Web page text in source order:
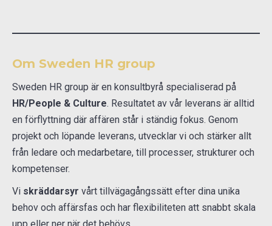
Om Sweden HR group
Sweden HR group är en konsultbyrå specialiserad på
HR/People & Culture. Resultatet av vår leverans är alltid
en förflyttning där affären står i ständig fokus. Genom
projekt och löpande leverans, utvecklar vi och stärker allt
från ledare och medarbetare, till processer, strukturer och
kompetenser.
Vi skräddarsyr vårt tillvägagångssätt efter dina unika
behov och affärsfas och har flexibiliteten att snabbt skala
upp eller ner när det behövs.